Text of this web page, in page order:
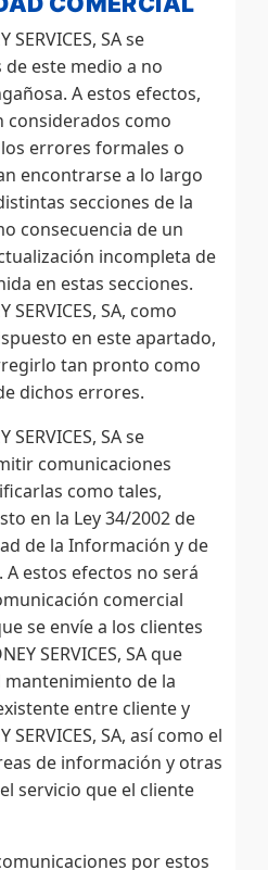
SERVICES, SA se
este medio a no
A estos efectos,
considerados como
errores formales o
encontrarse a lo largo
secciones de la
consecuencia de un
incompleta de
en estas secciones.
SERVICES, SA, como
en este apartado,
tan pronto como
dichos errores.
SERVICES, SA se
comunicaciones
como tales,
en la Ley 34/2002 de
de la Información y de
estos efectos no será
comercial
se envíe a los clientes
SERVICES, SA que
de la
entre cliente y
SERVICES, SA, así como el
de información y otras
servicio que el cliente
por estos